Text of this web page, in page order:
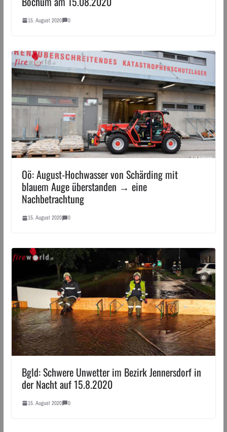
15. August 2020 0
Oö: August-Hochwasser von Schärding mit
blauem Auge überstanden → eine
Nachbetrachtung
15. August 2020 0
Bgld: Schwere Unwetter im Bezirk Jennersdorf in
der Nacht auf 15.8.2020
15. August 2020 0